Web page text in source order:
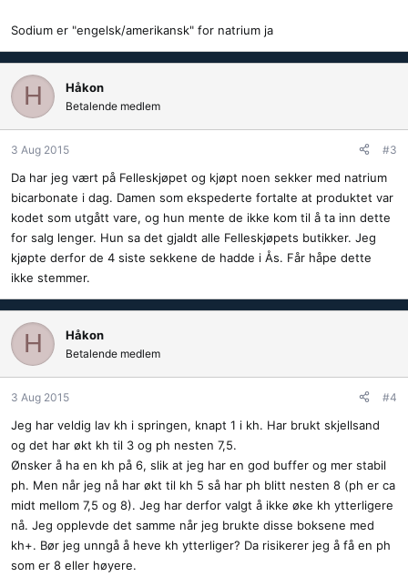
Sodium er "engelsk/amerikansk" for natrium ja
H Håkon
Betalende medlem
3 Aug 2015 #3
Da har jeg vært på Felleskjøpet og kjøpt noen sekker med natrium
bicarbonate i dag. Damen som ekspederte fortalte at produktet var
kodet som utgått vare, og hun mente de ikke kom til å ta inn dette
for salg lenger. Hun sa det gjaldt alle Felleskjøpets butikker. Jeg
kjøpte derfor de 4 siste sekkene de hadde i Ås. Får håpe dette
ikke stemmer.
H Håkon
Betalende medlem
3 Aug 2015 #4
Jeg har veldig lav kh i springen, knapt 1 i kh. Har brukt skjellsand
og det har økt kh til 3 og ph nesten 7,5.
Ønsker å ha en kh på 6, slik at jeg har en god buffer og mer stabil
ph. Men når jeg nå har økt til kh 5 så har ph blitt nesten 8 (ph er ca
midt mellom 7,5 og 8). Jeg har derfor valgt å ikke øke kh ytterligere
nå. Jeg opplevde det samme når jeg brukte disse boksene med
kh+. Bør jeg unngå å heve kh ytterliger? Da risikerer jeg å få en ph
som er 8 eller høyere.